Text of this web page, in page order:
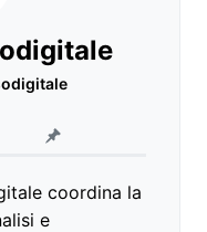
coordina la
e